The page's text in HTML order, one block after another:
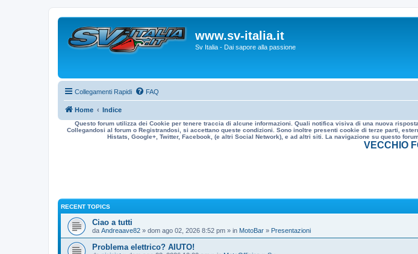
www.sv-italia.it
Sv Italia - Dai sapore alla passione
Collegamenti Rapidi FAQ
Home Indice
Questo forum utilizza dei Cookie per tenere traccia di alcune informazioni. Quali notifica visiva di una nuova
Collegandosi al forum o Registrandosi, si accettano queste condizioni. Sono inoltre presenti cookie di terze parti,
Histats, Google+, Twitter, Facebook, (e altri Social Network), e ad altri siti. La navigazione su questo
VECCHIO
RECENT TOPICS
Ciao a tutti
da Andreaave82 » dom ago 02, 2026 8:52 pm » in MotoBar » Presentazioni
Problema elettrico? AIUTO!